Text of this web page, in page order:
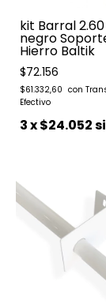
kit Barral
negro
Hierro Baltik
$72.156
$61.332,60
3x$24.052